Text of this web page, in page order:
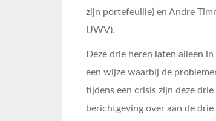
zijn portefeuille) en Andre
UWV).
Deze drie heren laten alleen
een wijze waarbij de
tijdens een crisis zijn deze
berichtgeving over aan de